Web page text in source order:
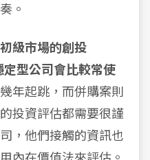
。
初級市場的創投
定型公司會比較常使
年起跳，而併購案則
投資評估都需要很謹
，他們接觸的資訊也